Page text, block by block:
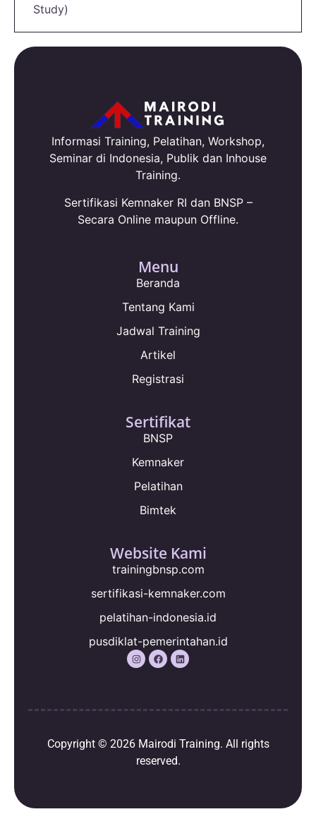
Study)
Informasi Training, Pelatihan, Workshop,
Seminar di Indonesia, Publik dan Inhouse
Training.
Sertifikasi Kemnaker RI dan BNSP –
Secara Online maupun Offline.
Menu
Beranda
Tentang Kami
Jadwal Training
Artikel
Registrasi
Sertifikat
BNSP
Kemnaker
Pelatihan
Bimtek
Website Kami
trainingbnsp.com
sertifikasi-kemnaker.com
pelatihan-indonesia.id
pusdiklat-pemerintahan.id
Copyright © 2026 Mairodi Training. All rights
reserved.